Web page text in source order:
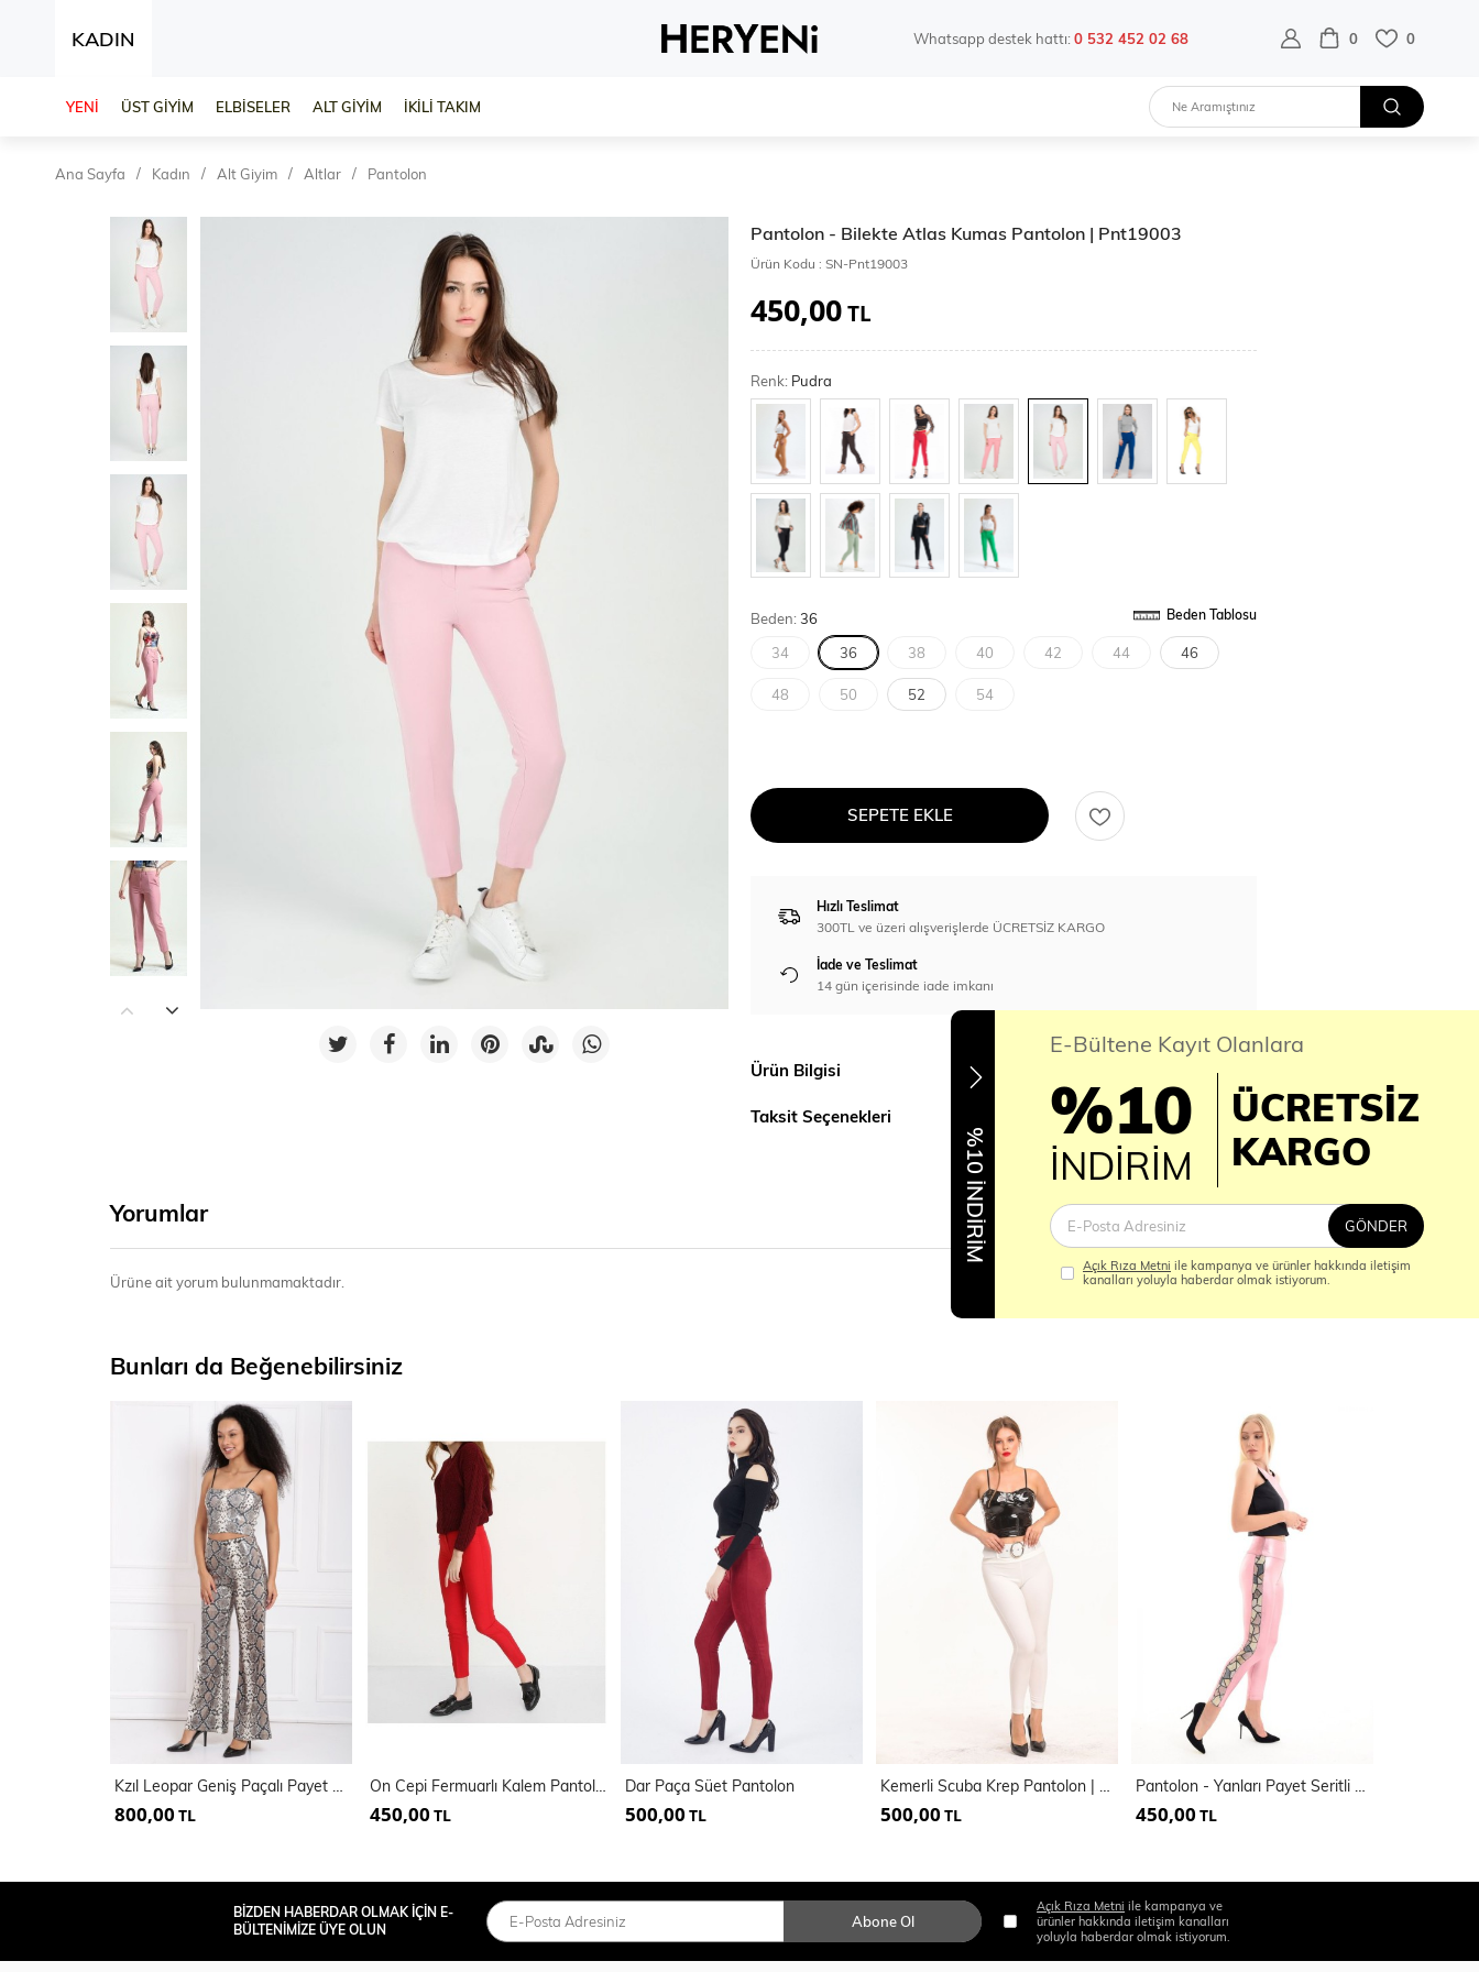
KADIN Whatsapp destek hattı:0 532 452 02 68 0 0
YENİ ÜST GİYİM ELBİSELER ALT GİYİM İKİLİ TAKIM
Ana Sayfa Kadın Alt Giyim Altlar Pantolon
Pantolon - Bilekte Atlas Kumas Pantolon | Pnt19003
Ürün Kodu : SN-Pnt19003
450,00TL
Renk: Pudra
Beden:36 Beden Tablosu
34 36 38 40 42 44 46
48 50 52 54
SEPETE EKLE
Hızlı Teslimat
300TL ve üzeri alışverişlerde ÜCRETSİZ KARGO
İade ve Teslimat
14 gün içerisinde iade imkanı
Ürün Bilgisi
Taksit Seçenekleri
Yorumlar
Ürüne ait yorum bulunmamaktadır.
Bunları da Beğenebilirsiniz
Kzıl Leopar Geniş Paçalı Payet Pantolon | Pnt32440
800,00 TL
On Cepi Fermuarlı Kalem Pantolon | Pnt19007
450,00 TL
Dar Paça Süet Pantolon
500,00 TL
Kemerli Scuba Krep Pantolon | Pnt33395
500,00 TL
Pantolon - Yanları Payet Seritli Varak Pantolon
450,00 TL
%10 İNDİRİM
E-Bültene Kayıt Olanlara
%10
İNDİRİM
ÜCRETSİZ
KARGO
GÖNDER
Açık Rıza Metni ile kampanya ve ürünler hakkında iletişim
kanalları yoluyla haberdar olmak istiyorum.
BİZDEN HABERDAR OLMAK İÇİN E-
BÜLTENİMİZE ÜYE OLUN
Abone Ol
Açık Rıza Metni ile kampanya ve
ürünler hakkında iletişim kanalları
yoluyla haberdar olmak istiyorum.